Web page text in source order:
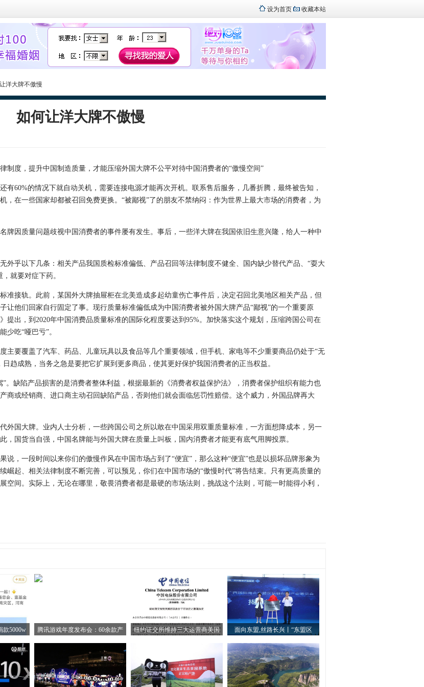
设为首页 收藏本站
洋大牌不傲慢
如何让洋大牌不傲慢
度，提升中国制造质量，才能压缩外国大牌不公平对待中国消费者的“傲慢空间”
60%的情况下就自动关机，需要连接电源才能再次开机。联系售后服务，几番折腾，最终被告知，
，在一些国家却都被召回免费更换。“被鄙视”了的朋友不禁纳闷：作为世界上最大市场的消费者，为
因质量问题歧视中国消费者的事件屡有发生。事后，一些洋大牌在我国依旧生意兴隆，给人一种中
乎以下几条：相关产品我国质检标准偏低、产品召回等法律制度不健全、国内缺少替代产品、“耍大
就要对症下药。
接轨。此前，某国外大牌抽屉柜在北美造成多起幼童伤亡事件后，决定召回北美地区相关产品，但
让他们回家自行固定了事。现行质量标准偏低成为中国消费者被外国大牌产品“鄙视”的一个重要原
提出，到2020年中国消费品质量标准的国际化程度要达到95%。加快落实这个规划，压缩跨国公司在
少吃“哑巴亏”。
要覆盖了汽车、药品、儿童玩具以及食品等几个重要领域，但手机、家电等不少重要商品仍处于“无
趋成熟，当务之急是要把它扩展到更多商品，使其更好保护我国消费者的正当权益。
缺陷产品损害的是消费者整体利益，根据最新的《消费者权益保护法》，消费者保护组织有能力也
商或经销商、进口商主动召回缺陷产品，否则他们就会面临惩罚性赔偿。这个威力，外国品牌再大
国大牌。业内人士分析，一些跨国公司之所以敢在中国采用双重质量标准，一方面想降成本，另一
，国货当自强，中国名牌能与外国大牌在质量上叫板，国内消费者才能更有底气用脚投票。
，一段时间以来你们的傲慢作风在中国市场占到了“便宜”，那么这种“便宜”也是以损坏品牌形象为
崛起、相关法律制度不断完善，可以预见，你们在中国市场的“傲慢时代”将告结束。只有更高质量的
空间。实际上，无论在哪里，敬畏消费者都是最硬的市场法则，挑战这个法则，可能一时能得小利，
款5000w 腾讯游戏年度发布会：60余款产 纽约证交所维持三大运营商美国 面向东盟,丝路长兴丨“东盟区